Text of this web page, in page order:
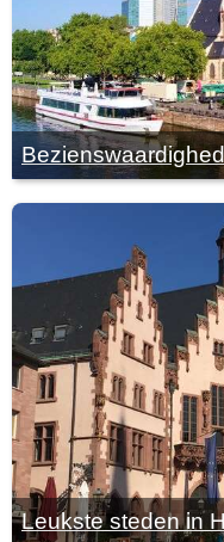
Leukste steden in